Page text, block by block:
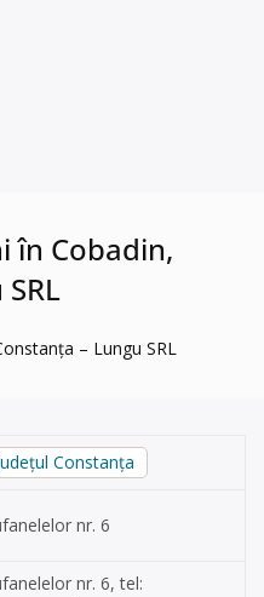
în Cobadin,
– Lungu SRL
Constanța
nr. 6
nr. 6, tel: